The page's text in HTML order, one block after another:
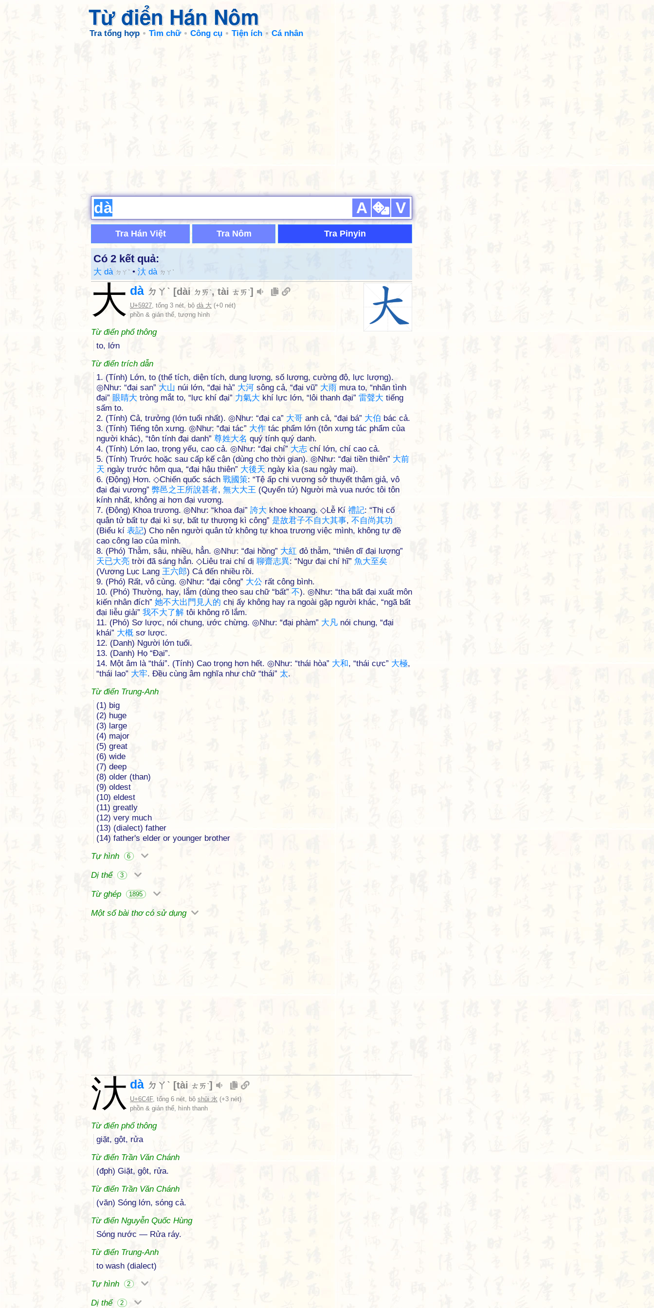
Từ điển Hán Nôm
Tra tổng hợp Tìm chữ Công cụ Tiện ích Cá nhân
A V
Tra Hán Việt Tra Nôm Tra Pinyin
Có 2 kết quả:
大 dà ㄉㄚˋ • 汏 dà ㄉㄚˋ
大 dà ㄉㄚˋ [dài ㄉㄞˋ, tài ㄊㄞˋ]
U+5927, tổng 3 nét, bộ dà 大 (+0 nét)
phồn & giản thể, tượng hình
Từ điển phổ thông
to, lớn
Từ điển trích dẫn
1. (Tính) Lớn, to (thể tích, diện tích, dung lượng, số lượng, cường độ, lực lượng).
◎Như: “đại san” 大山 núi lớn, “đại hà” 大河 sông cả, “đại vũ” 大雨 mưa to, “nhãn tình
đại” 眼睛大 tròng mắt to, “lực khí đại” 力氣大 khí lực lớn, “lôi thanh đại” 雷聲大 tiếng
sấm to.
2. (Tính) Cả, trưởng (lớn tuổi nhất). ◎Như: “đại ca” 大哥 anh cả, “đại bá” 大伯 bác cả.
3. (Tính) Tiếng tôn xưng. ◎Như: “đại tác” 大作 tác phẩm lớn (tôn xưng tác phẩm của
người khác), “tôn tính đại danh” 尊姓大名 quý tính quý danh.
4. (Tính) Lớn lao, trọng yếu, cao cả. ◎Như: “đại chí” 大志 chí lớn, chí cao cả.
5. (Tính) Trước hoặc sau cấp kế cận (dùng cho thời gian). ◎Như: “đại tiền thiên” 大前
天 ngày trước hôm qua, “đại hậu thiên” 大後天 ngày kìa (sau ngày mai).
6. (Động) Hơn. ◇Chiến quốc sách 戰國策: “Tệ ấp chi vương sở thuyết thậm giả, vô
đại đại vương” 弊邑之王所說甚者, 無大大王 (Quyển tứ) Người mà vua nước tôi tôn
kính nhất, không ai hơn đại vương.
7. (Động) Khoa trương. ◎Như: “khoa đại” 誇大 khoe khoang. ◇Lễ Kí 禮記: “Thị cố
quân tử bất tự đại kì sự, bất tự thượng kì công” 是故君子不自大其事, 不自尚其功
(Biểu kí 表記) Cho nên người quân tử không tự khoa trương việc mình, không tự đề
cao công lao của mình.
8. (Phó) Thẫm, sâu, nhiều, hẳn. ◎Như: “đại hồng” 大紅 đỏ thẫm, “thiên dĩ đại lượng”
天已大亮 trời đã sáng hẳn. ◇Liêu trai chí dị 聊齋志異: “Ngư đại chí hĩ” 魚大至矣
(Vương Lục Lang 王六郎) Cá đến nhiều rồi.
9. (Phó) Rất, vô cùng. ◎Như: “đại công” 大公 rất công bình.
10. (Phó) Thường, hay, lắm (dùng theo sau chữ “bất” 不). ◎Như: “tha bất đại xuất môn
kiến nhân đích” 她不大出 門 見人 的 chị ấy không hay ra ngoài gặp người khác, “ngã bất
đại liễu giải” 我不大了解 tôi không rõ lắm.
11. (Phó) Sơ lược, nói chung, ước chừng. ◎Như: “đại phàm” 大凡 nói chung, “đại
khái” 大概 sơ lược.
12. (Danh) Người lớn tuổi.
13. (Danh) Họ “Đại”.
14. Một âm là “thái”. (Tính) Cao trọng hơn hết. ◎Như: “thái hòa” 大和, “thái cực” 大極,
“thái lao” 大牢. Đều cùng âm nghĩa như chữ “thái” 太.
Từ điển Trung-Anh
(1) big
(2) huge
(3) large
(4) major
(5) great
(6) wide
(7) deep
(8) older (than)
(9) oldest
(10) eldest
(11) greatly
(12) very much
(13) (dialect) father
(14) father's elder or younger brother
Tự hình
6
Dị thể 3
Từ ghép 1895
Một số bài thơ có sử dụng
汏 dà ㄉㄚˋ [tài ㄊㄞˋ]
U+6C4F, tổng 6 nét, bộ shǔi 水 (+3 nét)
phồn & giản thể, hình thanh
Từ điển phổ thông
giặt, gột, rửa
Từ điển Trần Văn Chánh
(đph) Giặt, gột, rửa.
Từ điển Trần Văn Chánh
(văn) Sóng lớn, sóng cả.
Từ điển Nguyễn Quốc Hùng
Sóng nước — Rửa ráy.
Từ điển Trung-Anh
to wash (dialect)
Tự hình
2
Dị thể 2